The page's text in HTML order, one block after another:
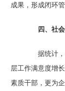
成果，形成闭环管
四、社
据统计，
层工作满意度增
素质干部，更为